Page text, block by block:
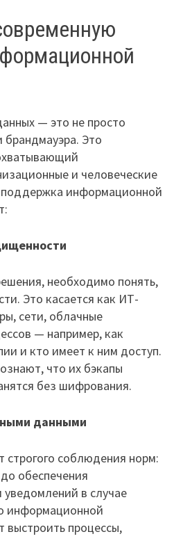
— это не просто
брандмауэра. Это
и человеческие
поддержка информационной
необходимо понять,
Это касается как ИТ-
сети, облачные
— например, как
и кто имеет к ним доступ.
что их бэкапы
без шифрования.
данными
строгого соблюдения норм:
обеспечения
в случае
информационной
выстроить процессы,